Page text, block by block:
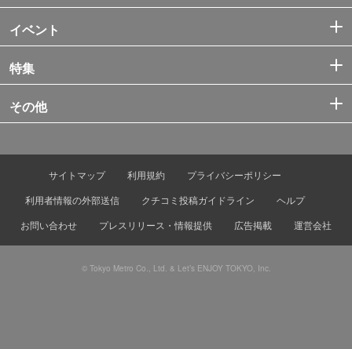
イベント
特集
その他
サイトマップ 利用規約
プライバシーポリシー
利用者情報の外部送信
クチコミ投稿ガイドライン
ヘルプ
お問い合わせ
プレスリリース・情報提供 広告掲載 運営会社
© Tokyo Metro Co., Ltd. & Let’s ENJOY TOKYO, Inc.